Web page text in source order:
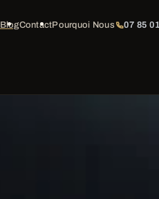
BlogContactPourquoi Nous 07 85